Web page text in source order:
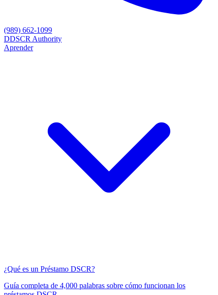
(989) 662-1099
DDSCR Authority
Aprender
¿Qué es un Préstamo DSCR?
Guía completa de 4,000 palabras sobre cómo funcionan los